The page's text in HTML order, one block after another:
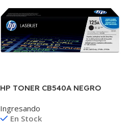
HP TONER CB540A NEGRO
1215/1515/1510/1312
Ingresando
En Stock